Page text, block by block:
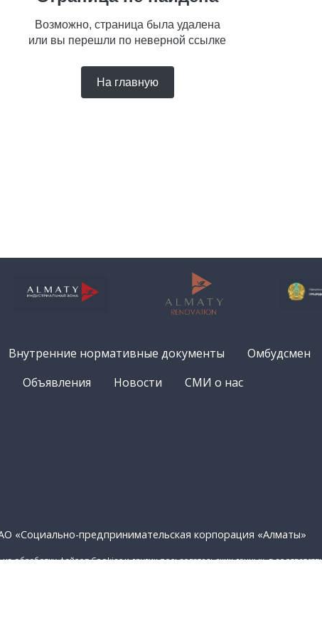
Возможно, страница была удалена
или вы перешли по неверной ссылке
На главную
Внутренние нормативные документы
Омбудсмен
Объявления
Новости
СМИ о нас
«Социально-предпринимательская корпорация «Алматы»
обработку файлов Cookies и других пользовательских данных, в